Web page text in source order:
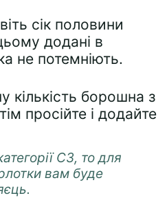
сік половини
додані в
не потемніють.
кількість борошна з
просійте і додайте
С3, то для
вам буде